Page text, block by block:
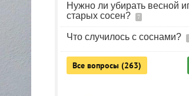
Нужно ли убирать весной
старых сосен?
7
Что случилось с соснами?
Все вопросы (263)